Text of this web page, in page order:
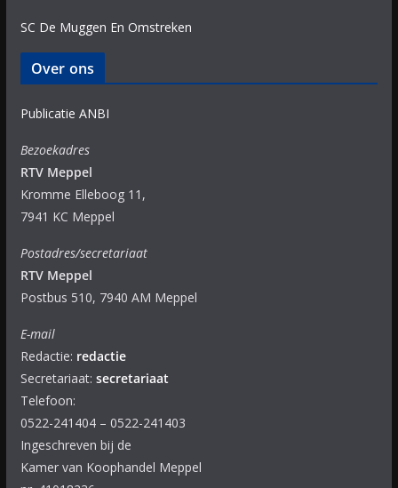
SC De Muggen En Omstreken
Over ons
Publicatie ANBI
Bezoekadres
RTV Meppel
Kromme Elleboog 11,
7941 KC Meppel
Postadres/secretariaat
RTV Meppel
Postbus 510, 7940 AM Meppel
E-mail
Redactie: redactie
Secretariaat: secretariaat
Telefoon:
0522-241404 – 0522-241403
Ingeschreven bij de
Kamer van Koophandel Meppel